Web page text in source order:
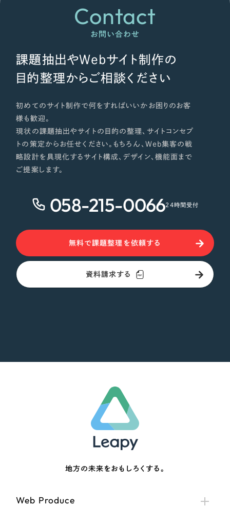
Contact
お問い合わせ
課題抽出やWebサイト制作の
目的整理からご相談ください
初めてのサイト制作で何をすればいいかお困りのお客
様も歓迎。
現状の課題抽出やサイトの目的の整理、サイトコンセプ
トの策定からお任せください。もちろん、Web集客の戦
略設計を具現化するサイト構成、デザイン、機能面まで
ご提案します。
058-215-006624時間受付
無料で課題整理を依頼する
資料請求する
地方の未来をおもしろくする。
Web Produce